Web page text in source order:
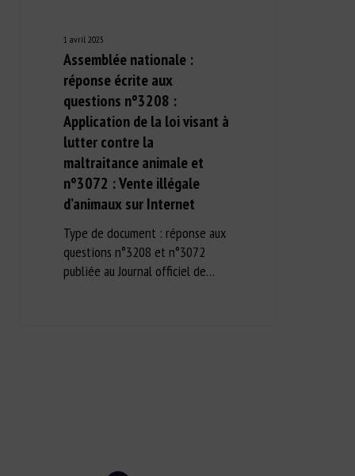
1 avril 2025
Assemblée nationale :
réponse écrite aux
questions n°3208 :
Application de la loi visant à
lutter contre la
maltraitance animale et
n°3072 : Vente illégale
d’animaux sur Internet
Type de document : réponse aux
questions n°3208 et n°3072
publiée au Journal officiel de…